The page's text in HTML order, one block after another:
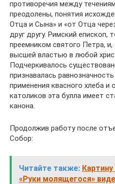
противоречия между
преодолены, понятия
Отца и Сына» и «от Отца
друг другу. Римский епископ,
преемником святого Петра,
высшей властью в любой
Подчеркивалось
признавалась
применения квасного хлеба и
католиков эта булла имеет
канона.
Продолжив работу после
Собор:
Читайте также:
«Руки молящегося»